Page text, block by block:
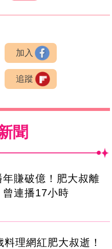
加入
追蹤
聞
年賺破億！肥大叔離
連播17小時
料理網紅肥大叔逝！